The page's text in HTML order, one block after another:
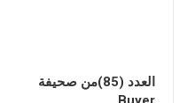
العدد (85)من صحيفة